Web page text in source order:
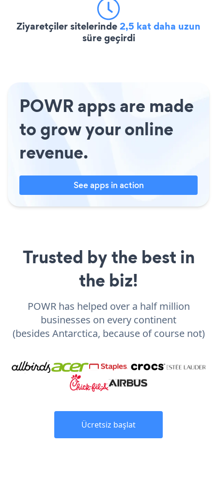
Ziyaretçiler sitelerinde2,5 kat daha uzun
süre geçirdi
POWR apps are made
to grow your online
revenue.
See apps in action
Trusted by the best in
the biz!
POWR has helped over a half million
businesses on every continent
(besides Antarctica, because of course not)
Ücretsiz başlat